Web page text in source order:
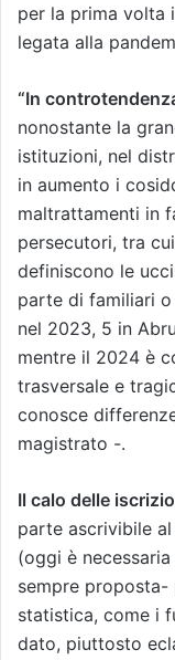
per la prima volta
legata alla
“In
nonostante la
istituzioni, nel
in aumento i
maltrattamenti in
persecutori, tra
definiscono le
parte di familiari
nel 2023, 5 in
mentre il 2024 è
trasversale e
conosce
magistrato -.
Il calo delle
parte ascrivibile
(oggi è
sempre
statistica, come i
dato, piuttosto